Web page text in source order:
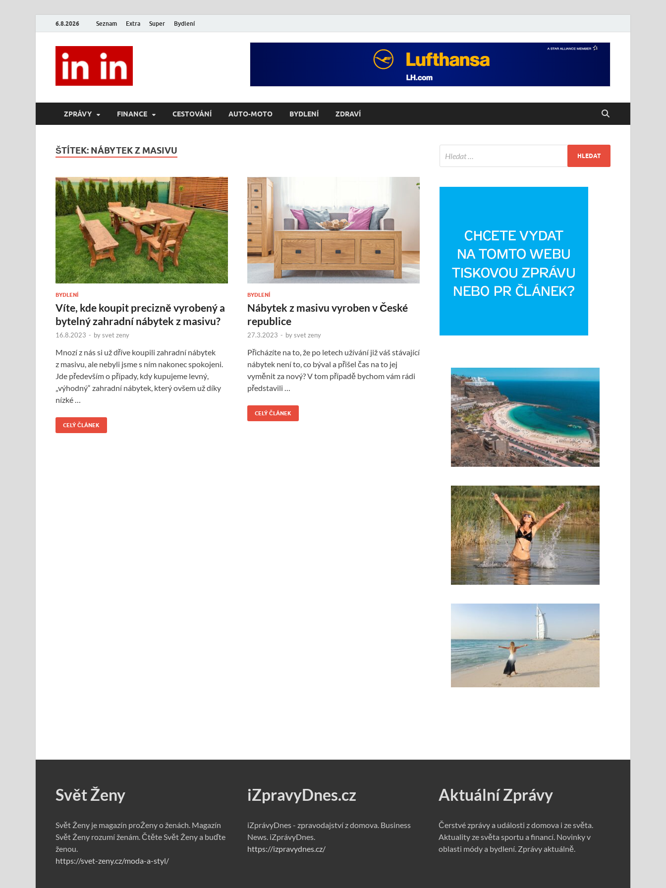
6.8.2026 Seznam Extra Super Bydlení
ZPRÁVY FINANCE CESTOVÁNÍ AUTO-MOTO BYDLENÍ ZDRAVÍ
ŠTÍTEK: NÁBYTEK Z MASIVU
BYDLENÍ
Víte, kde koupit precizně vyrobený a
bytelný zahradní nábytek z masivu?
16.8.2023 - bysvet zeny
Mnozí z nás si už dříve koupili zahradní nábytek
z masivu, ale nebyli jsme s ním nakonec spokojeni.
Jde především o případy, kdy kupujeme levný,
„výhodný“ zahradní nábytek, který ovšem už díky
nízké …
CELÝ ČLÁNEK
BYDLENÍ
Nábytek z masivu vyroben v České
republice
27.3.2023 - bysvet zeny
Přicházíte na to, že po letech užívání již váš stávající
nábytek není to, co býval a přišel čas na to jej
vyměnit za nový? V tom případě bychom vám rádi
představili …
CELÝ ČLÁNEK
Svět Ženy
Svět Ženy je magazín proŽeny o ženách. Magazín
Svět Ženy rozumí ženám. Čtěte Svět Ženy a buďte
ženou.
https://svet-zeny.cz/moda-a-styl/
iZpravyDnes.cz
iZprávyDnes - zpravodajství z domova. Business
News. iZprávyDnes.
https://izpravydnes.cz/
Aktuální Zprávy
Čerstvé zprávy a události z domova i ze světa.
Aktuality ze světa sportu a financí. Novinky v
oblasti módy a bydlení. Zprávy aktuálně.